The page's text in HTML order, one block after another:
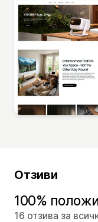
Отзиви
100%
16 отзива за